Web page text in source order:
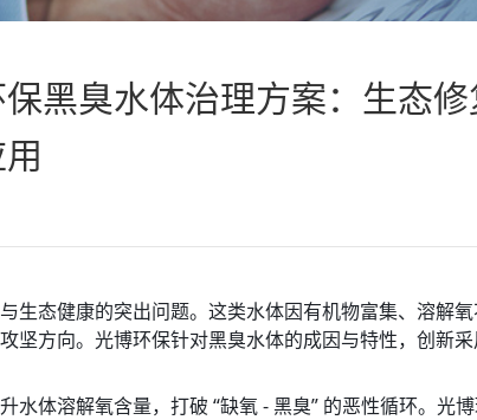
黑臭水体治理方案：生态修
生态健康的突出问题。这类水体因有机物富集、溶解
方向。光博环保针对黑臭水体的成因与特性，创新
水体溶解氧含量，打破 “缺氧 - 黑臭” 的恶性循环。光